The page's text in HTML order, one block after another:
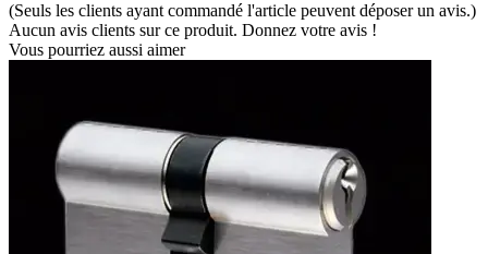
(Seuls les clients ayant commandé l'article peuvent déposer un avis.)
Aucun avis clients sur ce produit. Donnez votre avis !
Vous pourriez aussi aimer